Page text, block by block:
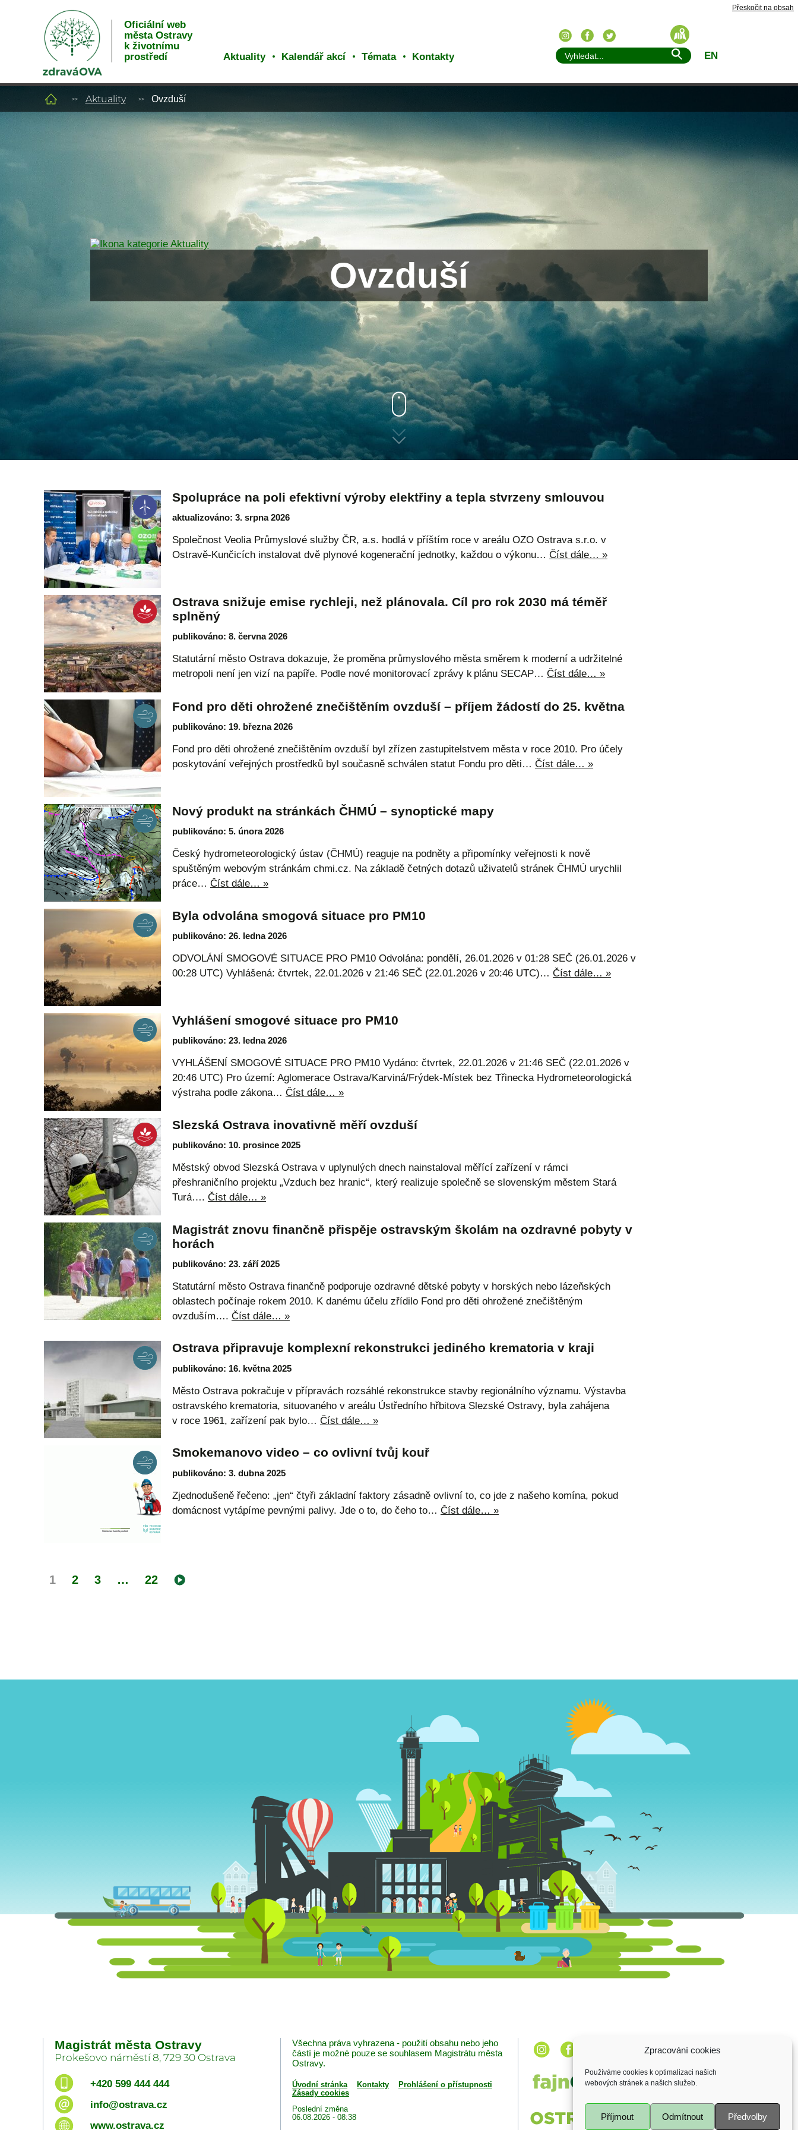
Zpracování cookies
Používáme cookies k optimalizaci našich
webových stránek a našich služeb.
Příjmout Odmítnout Předvolby
Přeskočit na obsah
Oficiální web
města Ostravy
k životnímu
prostředí
Aktuality Kalendář akcí Témata Kontakty EN
Aktuality Ovzduší
Ovzduší
Spolupráce na poli efektivní výroby elektřiny a tepla stvrzeny smlouvou
aktualizováno: 3. srpna 2026
Společnost Veolia Průmyslové služby ČR, a.s. hodlá v příštím roce v areálu OZO Ostrava s.r.o. v
Ostravě-Kunčicích instalovat dvě plynové kogenerační jednotky, každou o výkonu… Číst dále… »
Ostrava snižuje emise rychleji, než plánovala. Cíl pro rok 2030 má téměř
splněný
publikováno: 8. června 2026
Statutární město Ostrava dokazuje, že proměna průmyslového města směrem k moderní a udržitelné
metropoli není jen vizí na papíře. Podle nové monitorovací zprávy k plánu SECAP… Číst dále… »
Fond pro děti ohrožené znečištěním ovzduší – příjem žádostí do 25. května
publikováno: 19. března 2026
Fond pro děti ohrožené znečištěním ovzduší byl zřízen zastupitelstvem města v roce 2010. Pro účely
poskytování veřejných prostředků byl současně schválen statut Fondu pro děti… Číst dále… »
Nový produkt na stránkách ČHMÚ – synoptické mapy
publikováno: 5. února 2026
Český hydrometeorologický ústav (ČHMÚ) reaguje na podněty a připomínky veřejnosti k nově
spuštěným webovým stránkám chmi.cz. Na základě četných dotazů uživatelů stránek ČHMÚ urychlil
práce… Číst dále… »
Byla odvolána smogová situace pro PM10
publikováno: 26. ledna 2026
ODVOLÁNÍ SMOGOVÉ SITUACE PRO PM10 Odvolána: pondělí, 26.01.2026 v 01:28 SEČ (26.01.2026 v
00:28 UTC) Vyhlášená: čtvrtek, 22.01.2026 v 21:46 SEČ (22.01.2026 v 20:46 UTC)… Číst dále… »
Vyhlášení smogové situace pro PM10
publikováno: 23. ledna 2026
VYHLÁŠENÍ SMOGOVÉ SITUACE PRO PM10 Vydáno: čtvrtek, 22.01.2026 v 21:46 SEČ (22.01.2026 v
20:46 UTC) Pro území: Aglomerace Ostrava/Karviná/Frýdek-Místek bez Třinecka Hydrometeorologická
výstraha podle zákona… Číst dále… »
Slezská Ostrava inovativně měří ovzduší
publikováno: 10. prosince 2025
Městský obvod Slezská Ostrava v uplynulých dnech nainstaloval měřící zařízení v rámci
přeshraničního projektu „Vzduch bez hranic“, který realizuje společně se slovenským městem Stará
Turá…. Číst dále… »
Magistrát znovu finančně přispěje ostravským školám na ozdravné pobyty v
horách
publikováno: 23. září 2025
Statutární město Ostrava finančně podporuje ozdravné dětské pobyty v horských nebo lázeňských
oblastech počínaje rokem 2010. K danému účelu zřídilo Fond pro děti ohrožené znečištěným
ovzduším…. Číst dále… »
Ostrava připravuje komplexní rekonstrukci jediného krematoria v kraji
publikováno: 16. května 2025
Město Ostrava pokračuje v přípravách rozsáhlé rekonstrukce stavby regionálního významu. Výstavba
ostravského krematoria, situovaného v areálu Ústředního hřbitova Slezské Ostravy, byla zahájena
v roce 1961, zařízení pak bylo… Číst dále… »
Smokemanovo video – co ovlivní tvůj kouř
publikováno: 3. dubna 2025
Zjednodušeně řečeno: „jen“ čtyři základní faktory zásadně ovlivní to, co jde z našeho komína, pokud
domácnost vytápíme pevnými palivy. Jde o to, do čeho to… Číst dále… »
1 2 3 … 22
Magistrát města Ostravy
Prokešovo náměstí 8, 729 30 Ostrava
+420 599 444 444
info@ostrava.cz
www.ostrava.cz
Všechna práva vyhrazena - použití obsahu nebo jeho
částí je možné pouze se souhlasem Magistrátu města
Ostravy.
Úvodní stránka Kontakty
Prohlášení o přístupnosti
Zásady cookies
Poslední změna
06.08.2026 - 08:38